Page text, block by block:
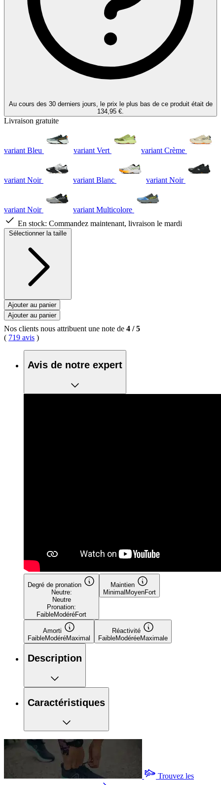
Au cours des 30 derniers jours, le prix le plus bas de ce produit était de
134,95 €.
Livraison gratuite
variant Bleu variant Vert variant Crème
variant Noir variant Blanc variant Noir
variant Noir
variant Multicolore
En stock: Commandez maintenant, livraison le mardi
Sélectionner la taille
Ajouter au panier
Ajouter au panier
Nos clients nous attribuent une note de 4 /5
( 719 avis )
Avis de notre expert
Degré de pronation
Neutre:
Neutre
Pronation:
FaibleModéréFort
Maintien
Minimal MoyenFort
Amorti
FaibleModéréMaximal
Réactivité
FaibleModéréeMaximale
Description
Caractéristiques
Trouvez les